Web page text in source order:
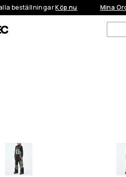
beställningarKöp nu Mina